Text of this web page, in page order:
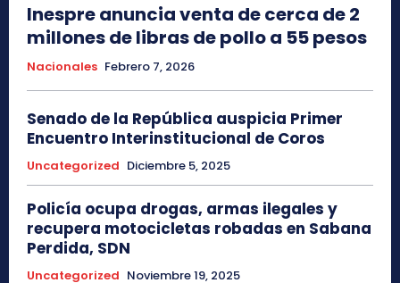
Inespre anuncia venta de cerca de 2
millones de libras de pollo a 55 pesos
Nacionales Febrero 7, 2026
Senado de la República auspicia Primer
Encuentro Interinstitucional de Coros
Uncategorized Diciembre 5, 2025
Policía ocupa drogas, armas ilegales y
recupera motocicletas robadas en Sabana
Perdida, SDN
Uncategorized Noviembre 19, 2025